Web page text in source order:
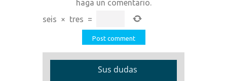
haga un comentario.
seis × tres =
Sus dudas